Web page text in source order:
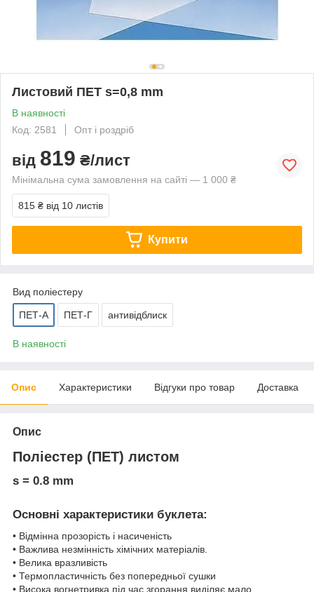
Листовий ПЕТ s=0,8 mm
В наявності
Код: 2581
Опт і роздріб
від 819 ₴/лист
Мінімальна сума замовлення на сайті — 1 000 ₴
815 ₴ від 10 листів
Купити
Вид поліестеру
ПЕТ-А ПЕТ-Г антивідблиск
В наявності
Опис Характеристики Відгуки про товар Доставка
Опис
Поліестер (ПЕТ) листом
s = 0.8 mm
Основні характеристики буклета:
• Відмінна прозорість і насиченість
• Важлива незмінність хімічних матеріалів.
• Велика вразливість
• Термопластичність без попередньої сушки
• Висока вогнетривка під час згорання виділяє мало